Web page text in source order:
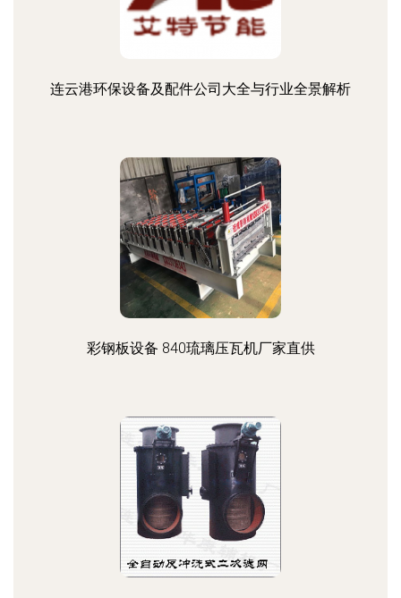
连云港环保设备及配件公司大全与行业全景解析
彩钢板设备 840琉璃压瓦机厂家直供